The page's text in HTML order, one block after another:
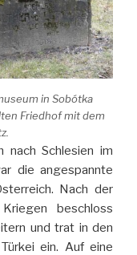
in Sobótka
Friedhof mit dem
nach Schlesien im
die angespannte
Nach der
beschloss
und trat in den
ein. Auf eine